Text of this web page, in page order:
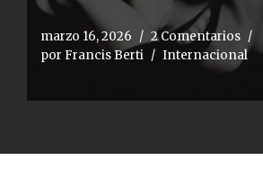
marzo 16, 2026
2 Comentarios
por Francis Berti Internacional